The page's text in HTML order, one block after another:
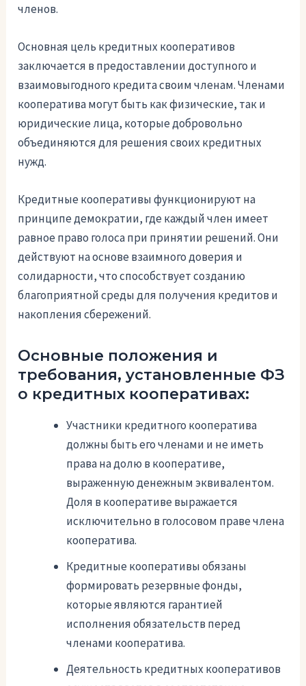
членов.
Основная цель кредитных кооперативов
заключается в предоставлении доступного и
взаимовыгодного кредита своим членам. Членами
кооператива могут быть как физические, так и
юридические лица, которые добровольно
объединяются для решения своих кредитных
нужд.
Кредитные кооперативы функционируют на
принципе демократии, где каждый член имеет
равное право голоса при принятии решений. Они
действуют на основе взаимного доверия и
солидарности, что способствует созданию
благоприятной среды для получения кредитов и
накопления сбережений.
Основные положения и
требования, установленные ФЗ
о кредитных кооперативах:
Участники кредитного кооператива
должны быть его членами и не иметь
права на долю в кооперативе,
выраженную денежным эквивалентом.
Доля в кооперативе выражается
исключительно в голосовом праве члена
кооператива.
Кредитные кооперативы обязаны
формировать резервные фонды,
которые являются гарантией
исполнения обязательств перед
членами кооператива.
Деятельность кредитных кооперативов